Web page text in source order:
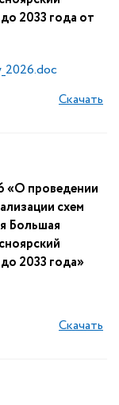
2033 года от
Скачать
«О проведении
схем
Большая
2033 года»
Скачать